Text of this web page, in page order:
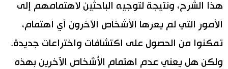
هذا الشرح، ونتيجة لتوجيه الباحثين لاهتمامهم إلى
الأمور التي لم يعرها الأشخاص الآخرون أي اهتمام،
تمكنوا من الحصول على اكتشافات واختراعات جديدة.
ولكن هل يعني عدم اهتمام الأشخاص الآخرين بهذه